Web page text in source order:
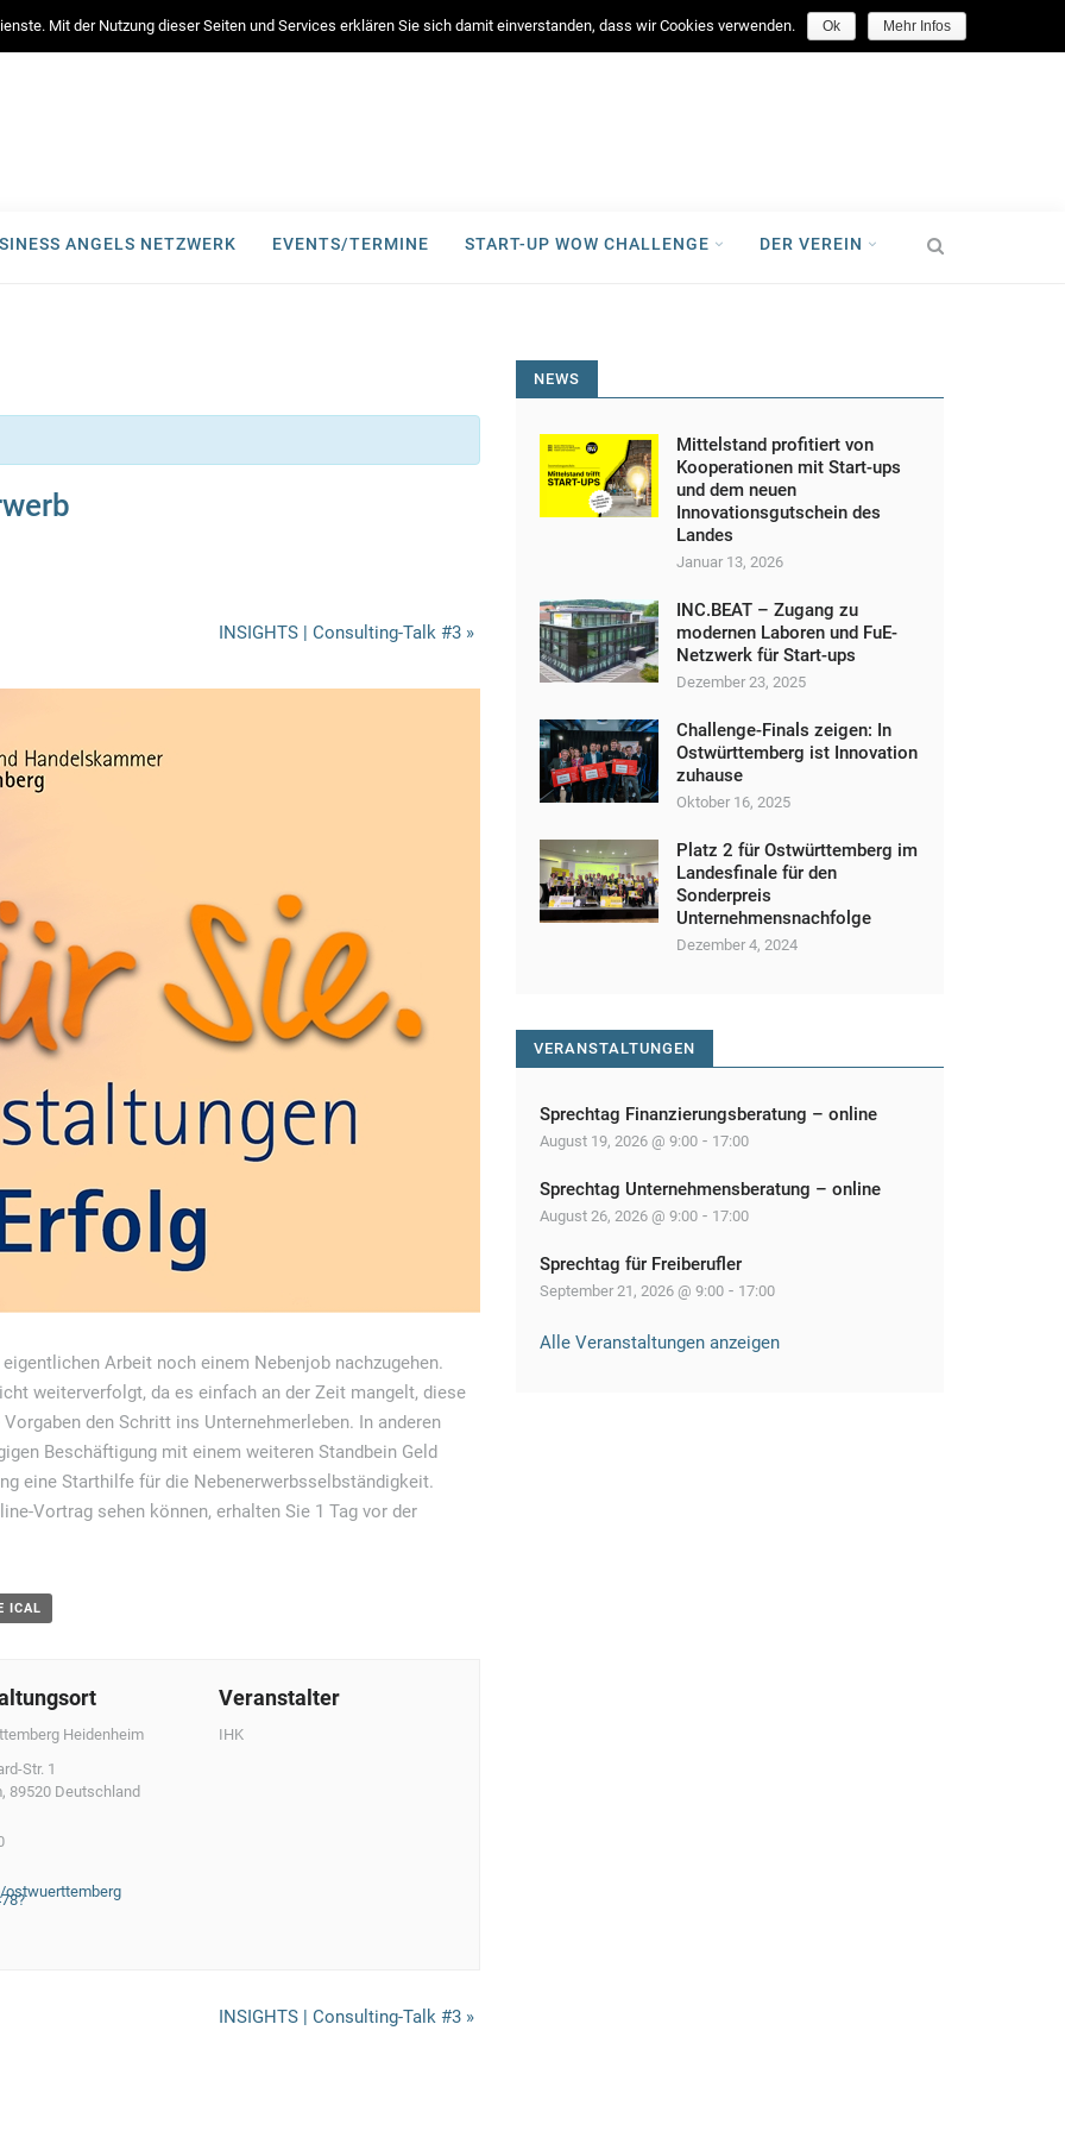
facebook
ANGELS NETZWERK EVENTS/TERMINE START-UP WOW CHALLENGE DER VEREIN
INSIGHTS | Consulting-Talk #3 »
Arbeit noch einem Nebenjob nachzugehen.
weiterverfolgt, da es einfach an der Zeit mangelt, diese
den Schritt ins Unternehmerleben. In anderen
Beschäftigung mit einem weiteren Standbein Geld
eine Starthilfe für die Nebenerwerbsselbständigkeit.
Vortrag sehen können, erhalten Sie 1 Tag vor der
ICAL
Heidenheim
Str. 1
, 89520 Deutschland
ostwuerttemberg
Veranstalter
IHK
INSIGHTS | Consulting-Talk #3 »
NEWS
Mittelstand profitiert von
Kooperationen mit Start-ups
und dem neuen
Innovationsgutschein des
Landes
Januar 13, 2026
INC.BEAT – Zugang zu
modernen Laboren und FuE-
Netzwerk für Start-ups
Dezember 23, 2025
Challenge-Finals zeigen: In
Ostwürttemberg ist Innovation
zuhause
Oktober 16, 2025
Platz 2 für Ostwürttemberg im
Landesfinale für den
Sonderpreis
Unternehmensnachfolge
Dezember 4, 2024
VERANSTALTUNGEN
Sprechtag Finanzierungsberatung – online
August 19, 2026 @ 9:00 - 17:00
Sprechtag Unternehmensberatung – online
August 26, 2026 @ 9:00 - 17:00
Sprechtag für Freiberufler
September 21, 2026 @ 9:00 - 17:00
Alle Veranstaltungen anzeigen
Mit der Nutzung dieser Seiten und Services erklären Sie sich damit einverstanden, dass wir Cookies verwenden. Ok Mehr Infos